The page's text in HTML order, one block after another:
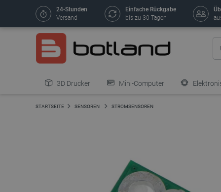
24-Stunden
Versand
Einfache Rückgabe
bis zu 30 Tagen
3D Drucker Mini-Computer
STARTSEITE SENSOREN STROMSENSOREN